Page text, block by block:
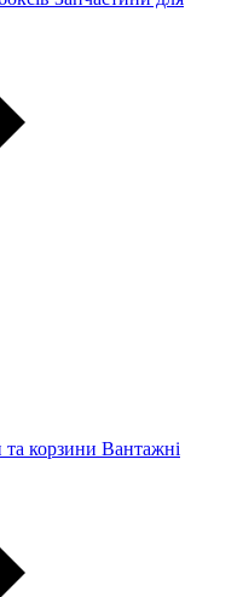
Вантажні